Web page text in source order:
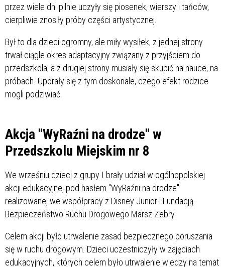
przez wiele dni pilnie uczyły się piosenek, wierszy i tańców,
cierpliwie znosiły próby części artystycznej.
Był to dla dzieci ogromny, ale miły wysiłek, z jednej strony
trwał ciągle okres adaptacyjny związany z przyjściem do
przedszkola, a z drugiej strony musiały się skupić na nauce, na
próbach. Uporały się z tym doskonale, czego efekt rodzice
mogli podziwiać.
Akcja "WyRaźni na drodze" w
Przedszkolu Miejskim nr 8
We wrześniu dzieci z grupy I brały udział w ogólnopolskiej
akcji edukacyjnej pod hasłem "WyRaźni na drodze"
realizowanej we współpracy z Disney Junior i Fundacją
Bezpieczeństwo Ruchu Drogowego Marsz Zebry.
Celem akcji było utrwalenie zasad bezpiecznego poruszania
się w ruchu drogowym. Dzieci uczestniczyły w zajęciach
edukacyjnych, których celem było utrwalenie wiedzy na temat